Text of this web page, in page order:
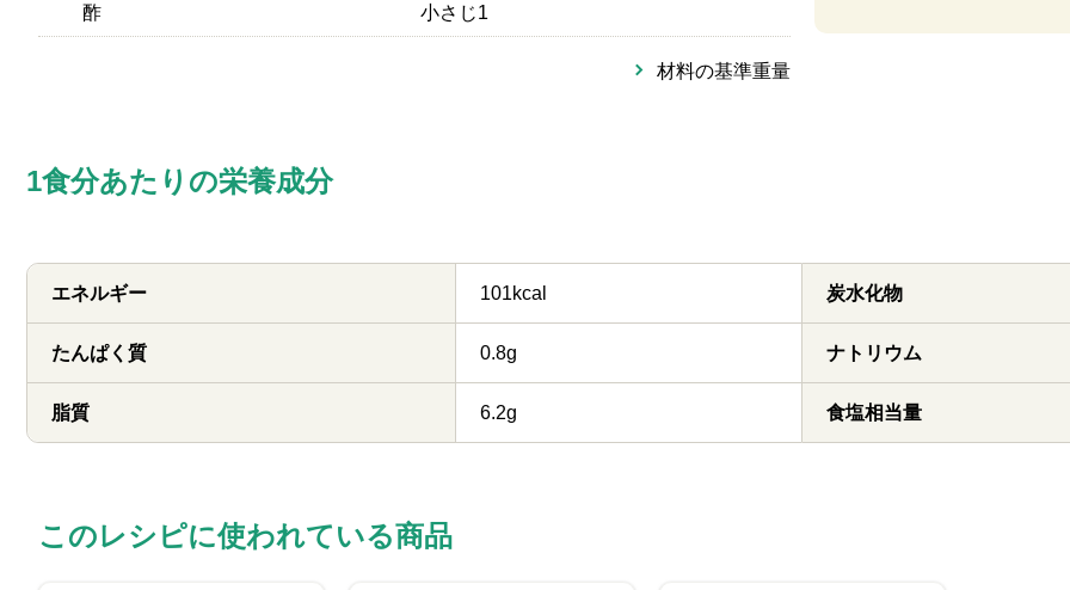
酢 小さじ1
材料の基準重量
1食分あたりの栄養成分
エネルギー 101kcal
たんぱく質 0.8g
脂質 6.2g
炭水化物
ナトリウム
食塩相当量
このレシピに使われている商品